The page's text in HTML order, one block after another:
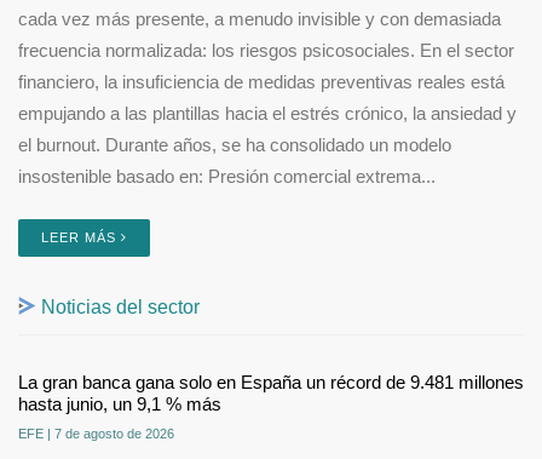
cada vez más presente, a menudo invisible y con demasiada
frecuencia normalizada: los riesgos psicosociales. En el sector
financiero, la insuficiencia de medidas preventivas reales está
empujando a las plantillas hacia el estrés crónico, la ansiedad y
el burnout. Durante años, se ha consolidado un modelo
insostenible basado en: Presión comercial extrema...
LEER MÁS
Noticias del sector
La gran banca gana solo en España un récord de 9.481 millones
hasta junio, un 9,1 % más
EFE | 7 de agosto de 2026